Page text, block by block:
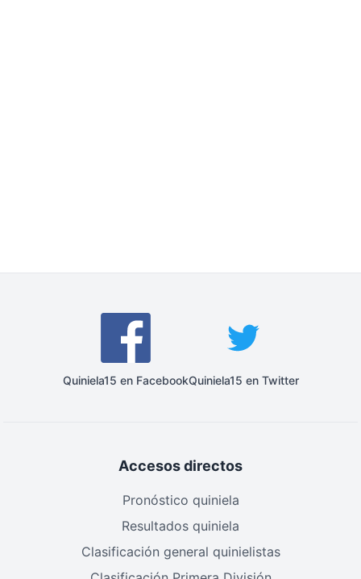
Quiniela15 en FacebookQuiniela15 en Twitter
Accesos directos
Pronóstico quiniela
Resultados quiniela
Clasificación general quinielistas